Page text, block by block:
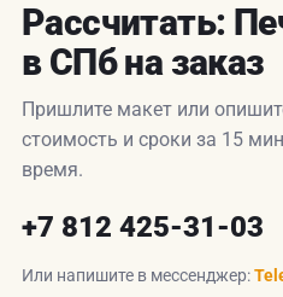
Рассчитать:
в СПб на заказ
Пришлите макет или
стоимость и сроки за 15
время.
+7 812 425-31-03
Или напишите в мессенджер: